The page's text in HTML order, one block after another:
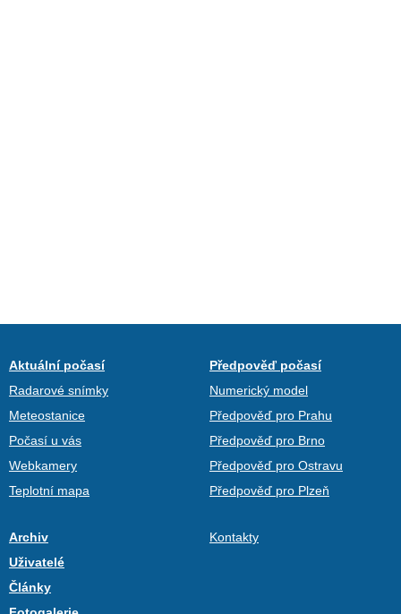
Aktuální počasí
Radarové snímky
Meteostanice
Počasí u vás
Webkamery
Teplotní mapa
Předpověď počasí
Numerický model
Předpověď pro Prahu
Předpověď pro Brno
Předpověď pro Ostravu
Předpověď pro Plzeň
Archiv
Uživatelé
Články
Kontakty